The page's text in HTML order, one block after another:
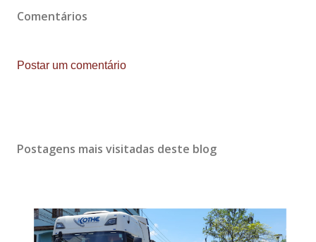
Comentários
Postar um comentário
Postagens mais visitadas deste blog